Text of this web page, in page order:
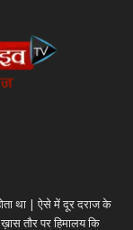
था | ऐसे में दूर दराज के
तौर पर हिमालय कि